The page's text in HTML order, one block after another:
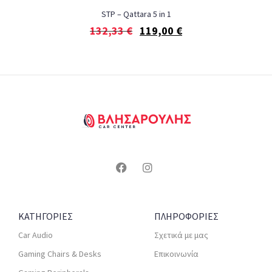
STP – Qattara 5 in 1
132,33€ 119,00 €
ΚΑΤΗΓΟΡΙΕΣ
Car Audio
Gaming Chairs & Desks
ΠΛΗΡΟΦΟΡΙΕΣ
Σχετικά με μας
Επικοινωνία